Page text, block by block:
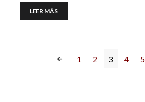
LEER MÁS
1 2 3 4 5